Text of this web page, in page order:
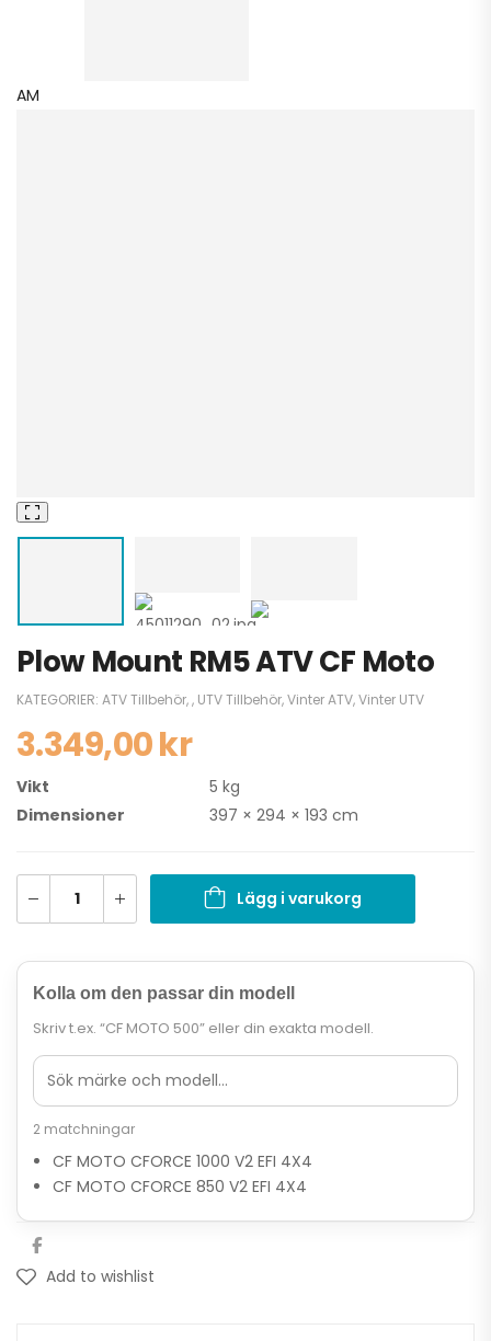
AM
Plow Mount RM5 ATV CF Moto
KATEGORIER: ATV Tillbehör,, UTV Tillbehör,Vinter ATV,Vinter UTV
3.349,00kr
Vikt
5 kg
Dimensioner
397 × 294 × 193 cm
Lägg i varukorg
Kolla om den passar din modell
Skriv t.ex. “CF MOTO 500” eller din exakta modell.
2 matchningar
CF MOTO CFORCE 1000 V2 EFI 4X4
CF MOTO CFORCE 850 V2 EFI 4X4
Add to wishlist